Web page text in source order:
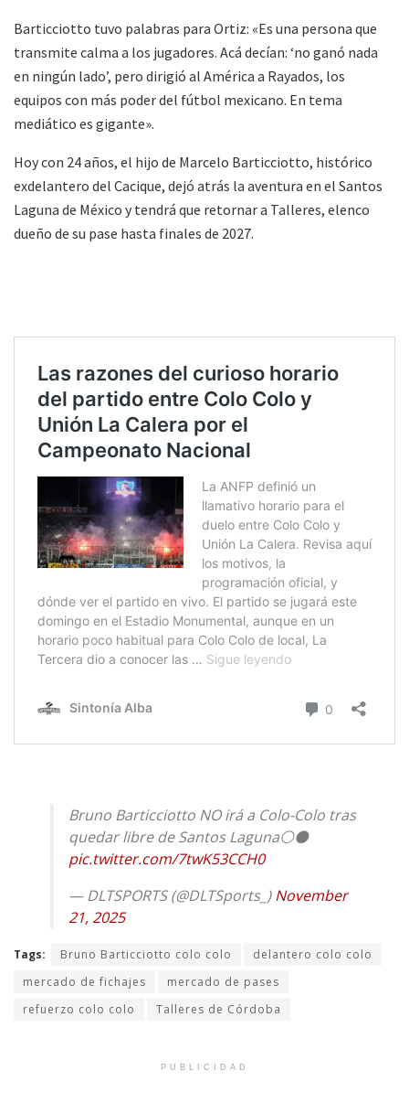
Barticciotto tuvo palabras para Ortiz: «Es una persona que
transmite calma a los jugadores. Acá decían: ‘no ganó nada
en ningún lado’, pero dirigió al América a Rayados, los
equipos con más poder del fútbol mexicano. En tema
mediático es gigante».
Hoy con 24 años, el hijo de Marcelo Barticciotto, histórico
exdelantero del Cacique, dejó atrás la aventura en el Santos
Laguna de México y tendrá que retornar a Talleres, elenco
dueño de su pase hasta finales de 2027.
Bruno Barticciotto NO irá a Colo-Colo tras
quedar libre de Santos Laguna⚪️⚫️
pic.twitter.com/7twK53CCH0
— DLTSPORTS (@DLTSports_)November
21, 2025
Tags: Bruno Barticciotto colo colo
delantero colo colo
mercado de fichajes
mercado de pases
refuerzo colo colo
Talleres de Córdoba
PUBLICIDAD